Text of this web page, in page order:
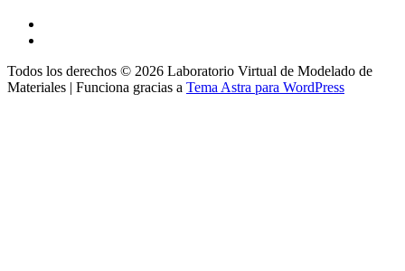
Todos los derechos © 2026 Laboratorio Virtual de Modelado de
Materiales | Funciona gracias a Tema Astra para WordPress